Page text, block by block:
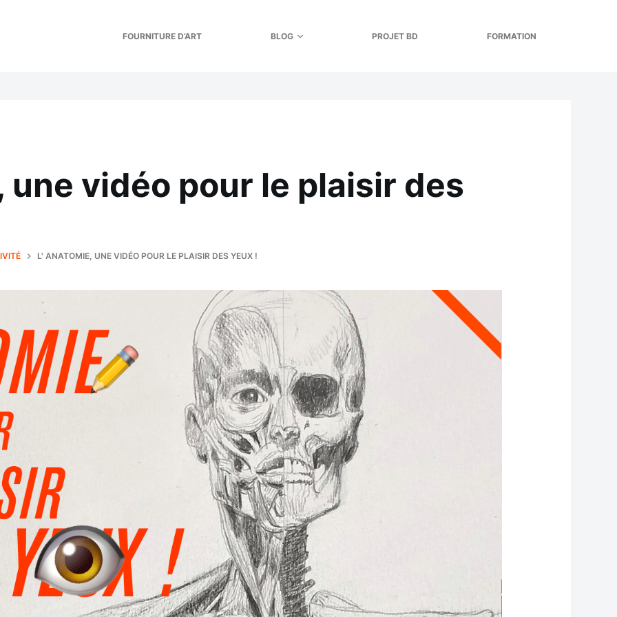
FOURNITURE D’ART BLOG PROJET BD FORMATION
une vidéo pour le plaisir des
L' ANATOMIE, UNE VIDÉO POUR LE PLAISIR DES YEUX !